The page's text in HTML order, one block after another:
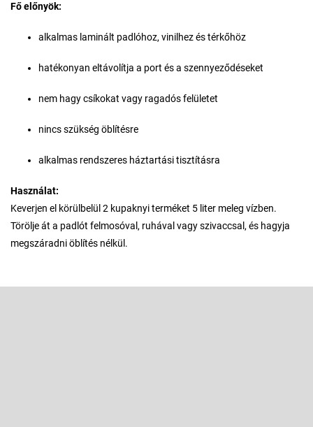
Fő előnyök:
alkalmas laminált padlóhoz, vinilhez és térkőhöz
hatékonyan eltávolítja a port és a szennyeződéseket
nem hagy csíkokat vagy ragadós felületet
nincs szükség öblítésre
alkalmas rendszeres háztartási tisztításra
Használat:
Keverjen el körülbelül 2 kupaknyi terméket 5 liter meleg vízben.
Törölje át a padlót felmosóval, ruhával vagy szivaccsal, és hagyja
megszáradni öblítés nélkül.